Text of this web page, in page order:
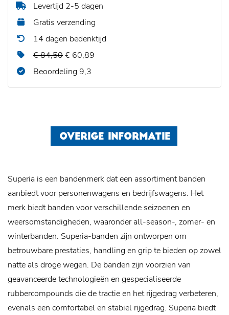
Levertijd 2-5 dagen
Gratis verzending
14 dagen bedenktijd
€ 84,50€ 60,89
Beoordeling 9,3
OVERIGE INFORMATIE
Superia is een bandenmerk dat een assortiment banden
aanbiedt voor personenwagens en bedrijfswagens. Het
merk biedt banden voor verschillende seizoenen en
weersomstandigheden, waaronder all-season-, zomer- en
winterbanden. Superia-banden zijn ontworpen om
betrouwbare prestaties, handling en grip te bieden op zowel
natte als droge wegen. De banden zijn voorzien van
geavanceerde technologieën en gespecialiseerde
rubbercompounds die de tractie en het rijgedrag verbeteren,
evenals een comfortabel en stabiel rijgedrag. Superia biedt